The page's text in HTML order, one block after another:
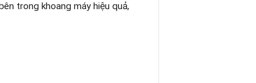
trong khoang máy hiệu quả,